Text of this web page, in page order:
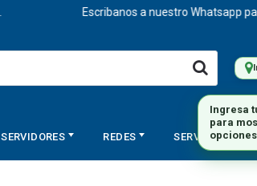
Escribanos a nuestro Whatsapp para
SERVIDORES REDES SERVICIOS